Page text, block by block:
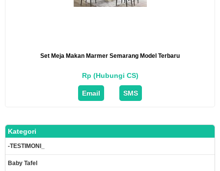
Set Meja Makan Marmer Semarang Model Terbaru
Rp (Hubungi CS)
Email SMS
Kategori
-TESTIMONI_
Baby Tafel